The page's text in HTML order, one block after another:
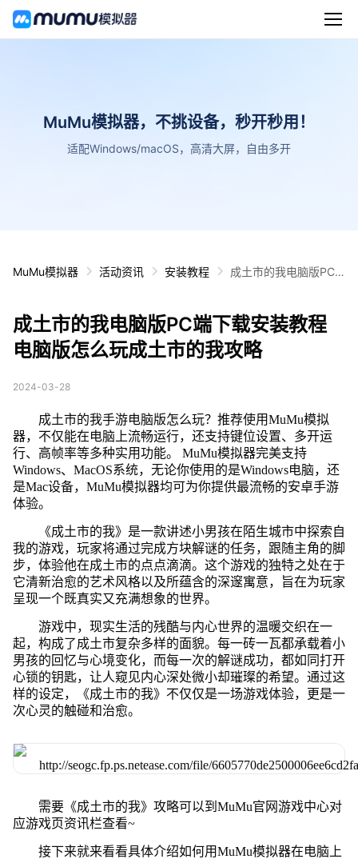
MuMu模拟器，不挑设备，秒开秒用！
适配Windows/macOS，高清大屏，自由多开
MuMu模拟器 活动资讯 安装教程
成土市的我电脑版PC
成土市的我电脑版PC端下载安装教程
电脑版怎么玩成土市的我攻略
2024-03-28
成土市的我手游电脑版怎么玩？推荐使用MuMu模拟
器，不仅能在电脑上流畅运行，还支持键位设置、多开运
行、高帧率等多种实用功能。 MuMu模拟器完美支持
Windows、MacOS系统，无论你使用的是Windows电脑，还
是Mac设备，MuMu模拟器均可为你提供最流畅的安卓手游
体验。
《成土市的我》是一款讲述小男孩在陌生城市中探索自
我的游戏，玩家将通过完成方块解谜的任务，跟随主角的脚
步，体验他在成土市的点点滴滴。这个游戏的独特之处在于
它清新治愈的艺术风格以及所蕴含的深邃寓意，旨在为玩家
呈现一个既真实又充满想象的世界。
游戏中，现实生活的残酷与内心世界的温暖交织在一
起，构成了成土市复杂多样的面貌。每一砖一瓦都承载着小
男孩的回忆与心境变化，而每一次的解谜成功，都如同打开
心锁的钥匙，让人窥见内心深处微小却璀璨的希望。通过这
样的设定，《成土市的我》不仅仅是一场游戏体验，更是一
次心灵的触碰和治愈。
需要《成土市的我》攻略可以到MuMu官网游戏中心对
应游戏页资讯栏查看~
接下来就来看看具体介绍如何用MuMu模拟器在电脑上